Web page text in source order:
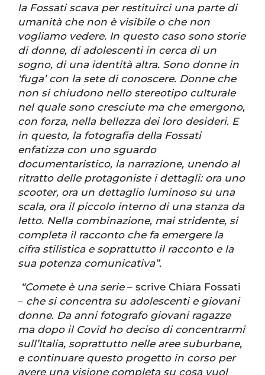
la Fossati scava per restituirci una parte di
umanità che non è visibile o che non
vogliamo vedere. In questo caso sono storie
di donne, di adolescenti in cerca di un
sogno, di una identità altra. Sono donne in
‘fuga’ con la sete di conoscere. Donne che
non si chiudono nello stereotipo culturale
nel quale sono cresciute ma che emergono,
con forza, nella bellezza dei loro desideri. E
in questo, la fotografia della Fossati
enfatizza con uno sguardo
documentaristico, la narrazione, unendo al
ritratto delle protagoniste i dettagli: ora uno
scooter, ora un dettaglio luminoso su una
scala, ora il piccolo interno di una stanza da
letto. Nella combinazione, mai stridente, si
completa il racconto che fa emergere la
cifra stilistica e soprattutto il racconto e la
sua potenza comunicativa”.
“Comete è una serie– scrive Chiara Fossati
– che si concentra su adolescenti e giovani
donne. Da anni fotografo giovani ragazze
ma dopo il Covid ho deciso di concentrarmi
sull’Italia, soprattutto nelle aree suburbane,
e continuare questo progetto in corso per
avere una visione completa su cosa vuol